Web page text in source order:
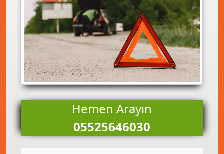
Hemen Arayın
05525646030